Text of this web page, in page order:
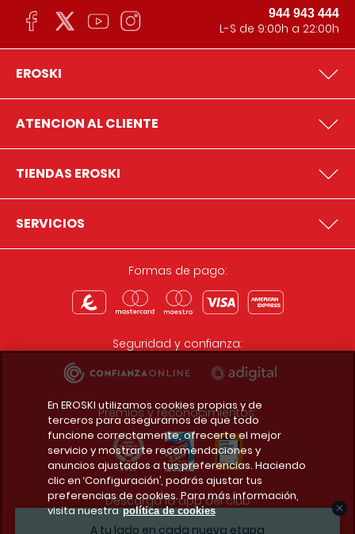
A tu lado en cada nueva etapa
944 943 444
L-S de 9:00h a 22:00h
EROSKI
ATENCION AL CLIENTE
TIENDAS EROSKI
SERVICIOS
Formas de pago:
Seguridad y confianza:
Premios y reconocimientos:
Descarga la app del club
En EROSKI utilizamos cookies propias y de
terceros para asegurarnos de que todo
funcione correctamente, ofrecerte el mejor
servicio y mostrarte recomendaciones y
anuncios ajustados a tus preferencias. Haciendo
clic en ‘Configuración’, podrás ajustar tus
preferencias de cookies. Para más información,
visita nuestra política de cookies